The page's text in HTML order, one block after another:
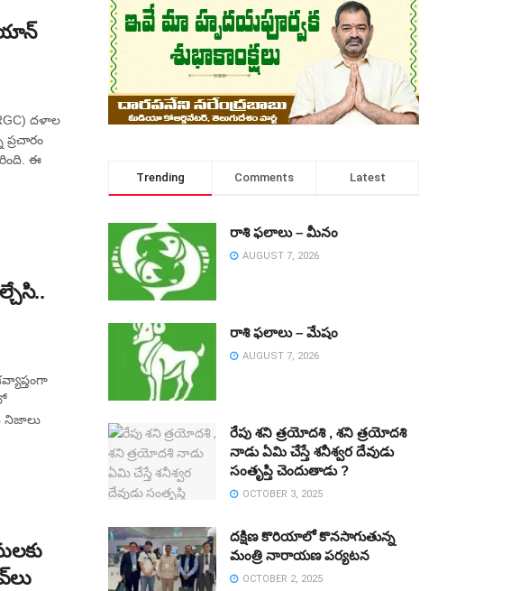
దళాల
ప్రచారం
ఈ
నిజాలు
Trending Comments Latest
రాశి ఫలాలు – మీనం
AUGUST 7, 2026
రాశి ఫలాలు – మేషం
AUGUST 7, 2026
రేపు శని త్రయోదశి , శని త్రయోదశి
నాడు ఏమి చేస్తే శనీశ్వర దేవుడు
సంతృప్తి చెందుతాడు ?
OCTOBER 3, 2025
దక్షిణ కొరియాలో కొనసాగుతున్న
మంత్రి నారాయణ పర్యటన
OCTOBER 2, 2025